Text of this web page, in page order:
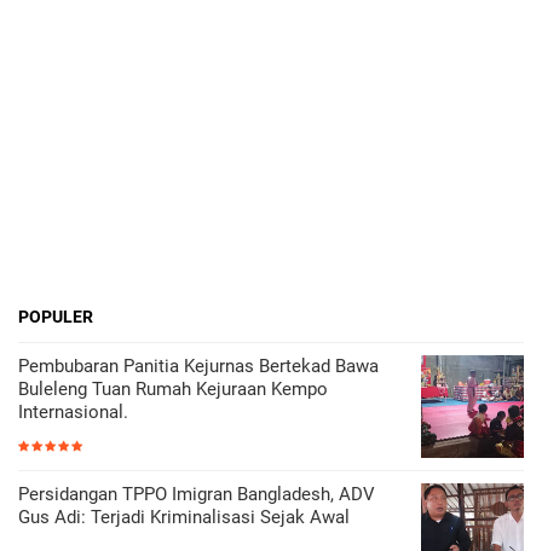
POPULER
Pembubaran Panitia Kejurnas Bertekad Bawa
Buleleng Tuan Rumah Kejuraan Kempo
Internasional.
Persidangan TPPO Imigran Bangladesh, ADV
Gus Adi: Terjadi Kriminalisasi Sejak Awal